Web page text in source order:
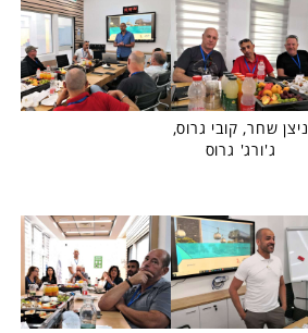
ניצן שחר, קובי גרוס,
ג'ורג' גרוס